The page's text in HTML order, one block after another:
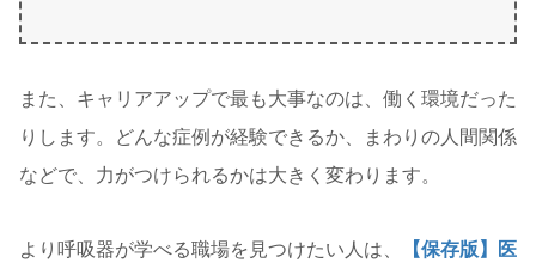
また、キャリアアップで最も大事なのは、働く環境だった
りします。どんな症例が経験できるか、まわりの人間関係
などで、力がつけられるかは大きく変わります。
より呼吸器が学べる職場を見つけたい人は、
【保存版】医